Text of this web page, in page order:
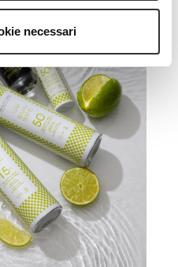
necessari